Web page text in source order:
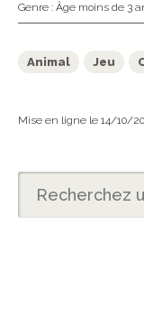
Genre : Âge moins de 3
Animal Jeu
Mise en ligne le 14/10/